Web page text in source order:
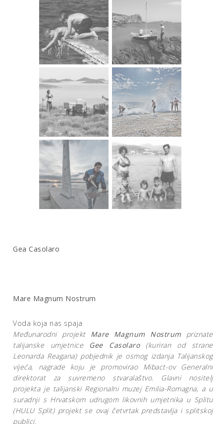
Gea Casolaro
Mare Magnum Nostrum
Voda koja nas spaja
Međunarodni projekt Mare Magnum Nostrum priznate
talijanske umjetnice Gee Casolaro (kuriran od strane
Leonarda Reagana) pobjednik je osmog izdanja Talijanskog
vijeća, nagrade koju je promovirao Mibact-ov Generalni
direktorat za suvremeno stvaralaštvo. Glavni nositelj
projekta je talijanski Regionalni muzej Emilia-Romagna, a u
suradnji s Hrvatskom udrugom likovnih umjetnika u Splitu
(HULU Split) projekt se ovaj četvrtak predstavlja i splitskoj
publici.